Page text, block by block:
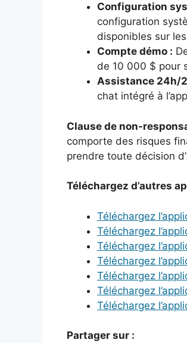
Configuration
configuration
disponibles sur
Compte démo :
de 10 000 $ pour
Assistance 24h/
chat intégré à
Clause de non-
comporte des risques
prendre toute décision
Téléchargez d’autres
Téléchargez
Téléchargez
Téléchargez
Téléchargez
Téléchargez
Téléchargez
Téléchargez
Partager sur :